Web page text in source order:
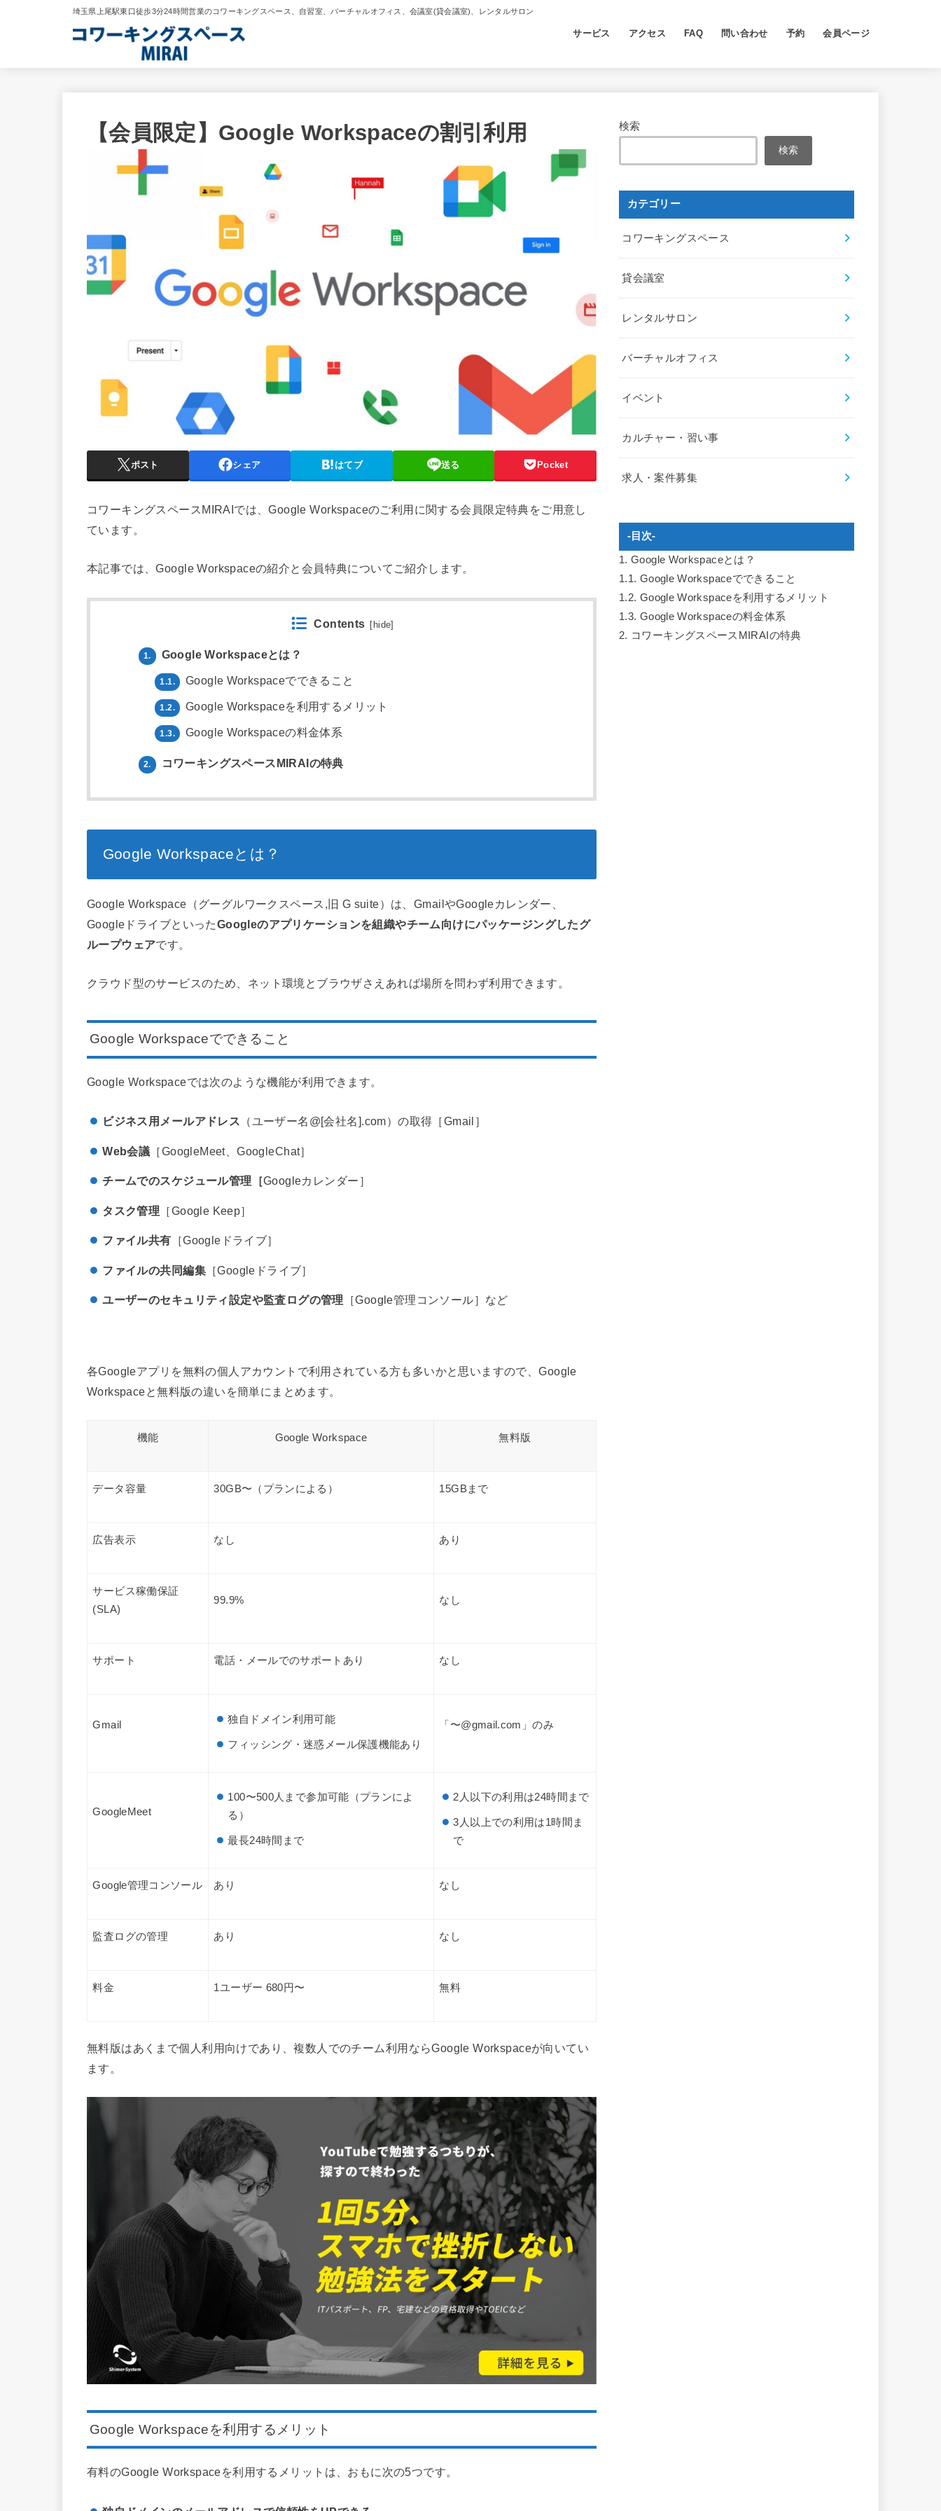
埼玉県上尾駅東口徒歩3分24時間営業のコワーキングスペース、自習室、バーチャルオフィス、会議室(貸会議室)、レンタルサロン
サービス アクセス FAQ 問い合わせ 予約 会員ページ
【会員限定】Google Workspaceの割引利用
ポスト シェア はてブ 送る Pocket
コワーキングスペースMIRAIでは、Google Workspaceのご利用に関する会員限定特典をご用意し
ています。
本記事では、Google Workspaceの紹介と会員特典についてご紹介します。
Contents [ hide]
1. Google Workspaceとは？
1.1. Google Workspaceでできること
1.2. Google Workspaceを利用するメリット
1.3. Google Workspaceの料金体系
2. コワーキングスペースMIRAIの特典
Google Workspaceとは？
Google Workspace（グーグルワークスペース,旧 G suite）は、GmailやGoogleカレンダー、
GoogleドライブといったGoogleのアプリケーションを組織やチーム向けにパッケージングしたグ
ループウェアです。
クラウド型のサービスのため、ネット環境とブラウザさえあれば場所を問わず利用できます。
Google Workspaceでできること
Google Workspaceでは次のような機能が利用できます。
ビジネス用メールアドレス （ユーザー名@[会社名].com）の取得［Gmail］
Web会議 ［GoogleMeet、GoogleChat］
チームでのスケジュール管理［Googleカレンダー］
タスク管理 ［Google Keep］
ファイル共有 ［Googleドライブ］
ファイルの共同編集［Googleドライブ］
ユーザーのセキュリティ設定や監査ログの管理 ［Google管理コンソール］など
各Googleアプリを無料の個人アカウントで利用されている方も多いかと思いますので、Google
Workspaceと無料版の違いを簡単にまとめます。
機能 Google Workspace 無料版
データ容量 30GB〜（プランによる） 15GBまで
広告表示 なし あり
サービス稼働保証
(SLA)
99.9% なし
サポート 電話・メールでのサポートあり なし
Gmail
独自ドメイン利用可能
フィッシング・迷惑メール保護機能あり
「〜@gmail.com」のみ
GoogleMeet
100〜500人まで参加可能（プランによ
る）
最長24時間まで
2人以下の利用は24時間まで
3人以上での利用は1時間ま
で
Google管理コンソール あり なし
監査ログの管理 あり なし
料金 1ユーザー 680円〜 無料
無料版はあくまで個人利用向けであり、複数人でのチーム利用ならGoogle Workspaceが向いてい
ます。
Google Workspaceを利用するメリット
有料のGoogle Workspaceを利用するメリットは、おもに次の5つです。
検索
検索
カテゴリー
コワーキングスペース
貸会議室
レンタルサロン
バーチャルオフィス
イベント
カルチャー・習い事
求人・案件募集
-目次-
1. Google Workspaceとは？
1.1. Google Workspaceでできること
1.2. Google Workspaceを利用するメリット
1.3. Google Workspaceの料金体系
2. コワーキングスペースMIRAIの特典